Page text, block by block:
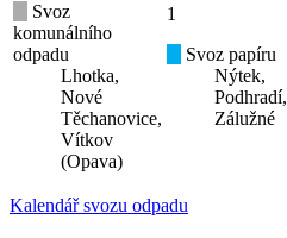
Svoz
komunálního
odpadu
Lhotka,
Nové
Těchanovice,
Vítkov
(Opava)
1
Svoz papíru
Nýtek,
Podhradí,
Zálužné
Kalendář svozu odpadu